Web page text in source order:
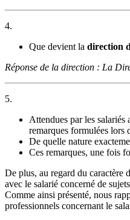
4.
Que devient la direction
Réponse de la direction : La
5.
Attendues par les salariés
remarques formulées lors
De quelle nature
Ces remarques, une fois
De plus, au regard du caractère
avec le salarié concerné de
Comme ainsi présenté, nous
professionnels concernant le